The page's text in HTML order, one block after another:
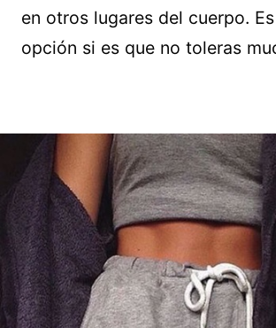
en otros lugares del cuerpo.
opción si es que no toleras